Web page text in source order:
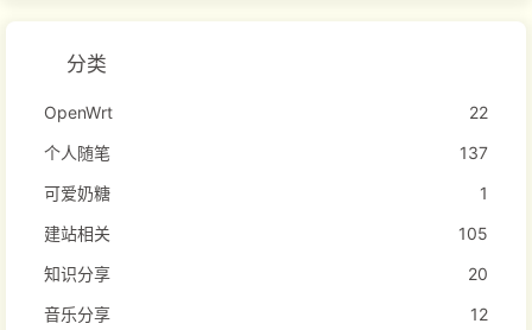
分类
OpenWrt
22
个人随笔
137
可爱奶糖
1
建站相关
105
知识分享
20
音乐分享
12